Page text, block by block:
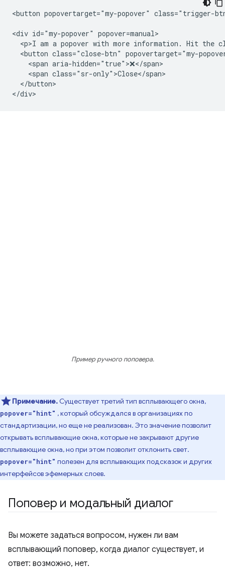
<button popovertarget="my-popover" class="trigger-
<div id="my-popover" popover=manual>
<p>I am a popover with more information. Hit the
<button class="close-btn" popovertarget="my-
    <span aria-hidden="true">❌</span>
    <span class="sr-only">Close</span>
  </button>
Пример ручного поповера.
Примечание. Существует третий тип всплывающего окна,
popover="hint" , который обсуждался в организациях по
стандартизации, но еще не реализован. Это значение позволит
открывать всплывающие окна, которые не закрывают другие
всплывающие окна, но при этом позволит отклонить свет.
popover="hint" полезен для всплывающих подсказок и других
интерфейсов эфемерных слоев.
Поповер и модальный диалог
Вы можете задаться вопросом, нужен ли вам
всплывающий поповер, когда диалог существует, и
ответ: возможно, нет.